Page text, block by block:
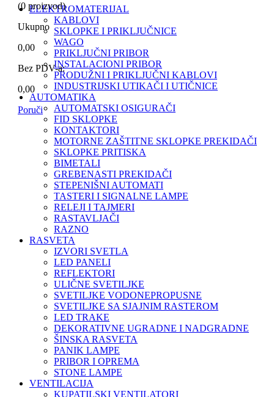
(0 proizvod)
Ukupno
0,00
Bez PDV-a:
0,00
Poruči
ELEKTROMATERIJAL
KABLOVI
SKLOPKE I PRIKLJUČNICE
WAGO
PRIKLJUČNI PRIBOR
INSTALACIONI PRIBOR
PRODUŽNI I PRIKLJUČNI KABLOVI
INDUSTRIJSKI UTIKAČI I UTIČNICE
AUTOMATIKA
AUTOMATSKI OSIGURAČI
FID SKLOPKE
KONTAKTORI
MOTORNE ZAŠTITNE SKLOPKE PREKIDAČI
SKLOPKE PRITISKA
BIMETALI
GREBENASTI PREKIDAČI
STEPENIŠNI AUTOMATI
TASTERI I SIGNALNE LAMPE
RELEJI I TAJMERI
RASTAVLJAČI
RAZNO
RASVETA
IZVORI SVETLA
LED PANELI
REFLEKTORI
ULIČNE SVETILJKE
SVETILJKE VODONEPROPUSNE
SVETILJKE SA SJAJNIM RASTEROM
LED TRAKE
DEKORATIVNE UGRADNE I NADGRADNE
ŠINSKA RASVETA
PANIK LAMPE
PRIBOR I OPREMA
STONE LAMPE
VENTILACIJA
KUPATILSKI VENTILATORI